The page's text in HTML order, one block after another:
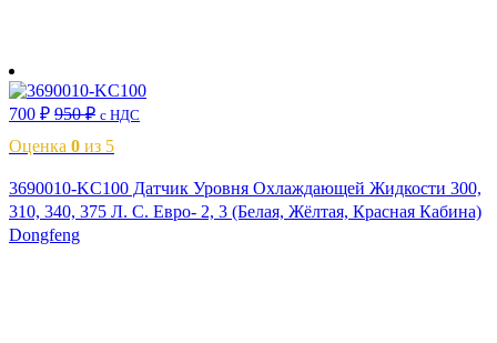
700 ₽ 950₽ с НДС
Оценка 0 из 5
3690010-KC100 Датчик Уровня Охлаждающей Жидкости 300,
310, 340, 375 Л. С. Евро- 2, 3 (Белая, Жёлтая, Красная Кабина)
Dongfeng